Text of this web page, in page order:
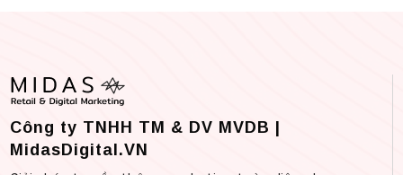
Công ty TNHH TM & DV MVDB |
MidasDigital.VN